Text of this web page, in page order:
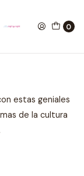
0
estas geniales
de la cultura